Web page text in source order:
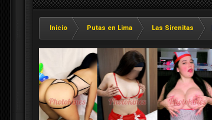
Inicio Putas en Lima Las Sirenitas